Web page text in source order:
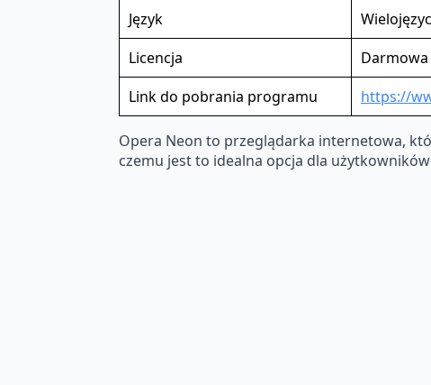
Język
Licencja
Darmowa
Link do pobrania programu
https://
Opera Neon to przeglądarka internetowa,
czemu jest to idealna opcja dla